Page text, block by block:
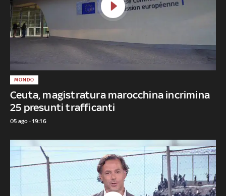
Ceuta, magistratura marocchina incrimina
25 presunti trafficanti
MONDO
05 ago - 19:16